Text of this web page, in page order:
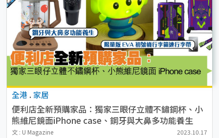
全港 . 家居
便利店全新預購家品：獨家三眼仔立體不鏽鋼杯、小
熊維尼鏡面iPhone case、鋼牙與大鼻多功能養生
壼、限量版EVA初號機行李箱連行李帶/台灣麻雀
文 : U Magazine 2023.10.17